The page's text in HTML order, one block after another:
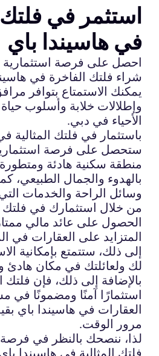
استثمر في فلتك
في هاسيندا باي
احصل على فرصة استثمارية
شراء فلتك الفاخرة في
يمكنك الاستمتاع بتوافر
وإطلالات خلابة وأسلوب
الأحياء في دبي.
باستثمار في فلتك المثالية
ستحصل على فرصة
منطقة سكنية هادئة
بالهدوء والجمال الطبيعي،
وسائل الراحة والخدمات
من خلال استثمارك في فلتك
الحصول على عائد مالي
المتزايد على العقارات في
إلى ذلك، ستتمتع بإمكانية
لك ولعائلتك في مكان هادئ
بالإضافة إلى ذلك، فإن فلتك
استثمارًا آمنًا ومضمونًا في
العقارات في هاسيندا باي
مرور الوقت.
لذا، ننصحك بالنظر في
فلتك المثالية في هاسيندا